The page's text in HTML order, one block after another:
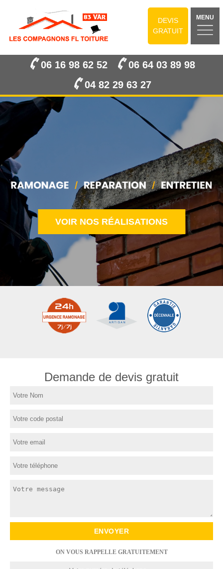
DEVIS
GRATUIT
MENU
06 16 98 62 52
06 64 03 89 98
04 82 29 63 27
VOIR NOS RÉALISATIONS
Demande de devis gratuit
ON VOUS RAPPELLE GRATUITEMENT